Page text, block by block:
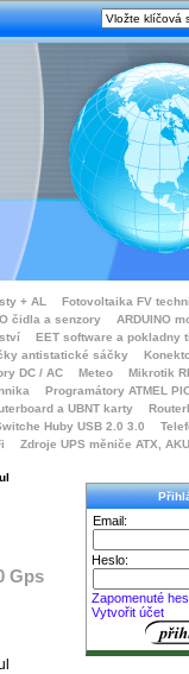
+ AL
Fotovoltaika FV
čidla a senzory
ARDUINO
EET software a pokladny
antistatické sáčky
DC / AC Meteo
Mikrotik
Programátory ATMEL
a UBNT karty
Huby USB 2.0 3.0
Zdroje UPS měniče ATX, AKU
Gps
Email:
Heslo:
Zapomenuté
Vytvořit účet